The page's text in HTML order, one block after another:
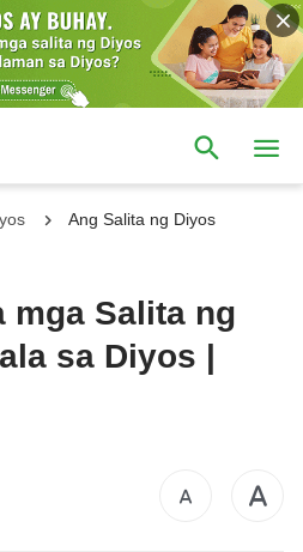
Ang Salita ng Diyos
mga Salita ng
sa Diyos |